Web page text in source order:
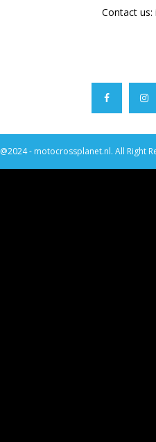
Contact us:
@2024 - motocrossplanet.nl. All Right